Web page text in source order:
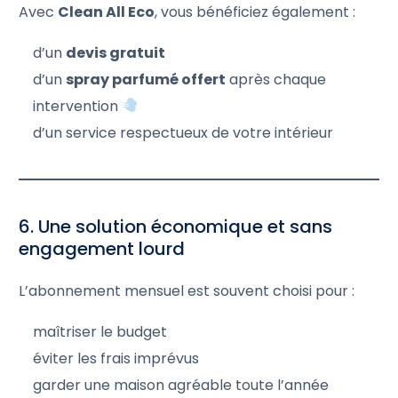
Avec Clean All Eco, vous bénéficiez également :
d’un devis gratuit
d’un spray parfumé offert après chaque
intervention
d’un service respectueux de votre intérieur
6. Une solution économique et sans
engagement lourd
L’abonnement mensuel est souvent choisi pour :
maîtriser le budget
éviter les frais imprévus
garder une maison agréable toute l’année